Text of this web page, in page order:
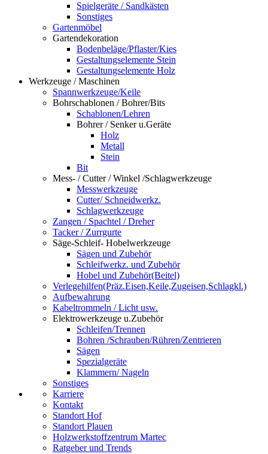
Spielgeräte / Sandkästen
Sonstiges
Gartenmöbel
Gartendekoration
Bodenbeläge/Pflaster/Kies
Gestaltungselemente Stein
Gestaltungselemente Holz
Werkzeuge / Maschinen
Spannwerkzeuge/Keile
Bohrschablonen / Bohrer/Bits
Schablonen/Lehren
Bohrer / Senker u.Geräte
Holz
Metall
Stein
Bit
Mess- / Cutter / Winkel /Schlagwerkzeuge
Messwerkzeuge
Cutter/ Schneidwerkz.
Schlagwerkzeuge
Zangen / Spachtel / Dreher
Tacker / Zurrgurte
Säge-Schleif- Hobelwerkzeuge
Sägen und Zubehör
Schleifwerkz. und Zubehör
Hobel und Zubehör(Beitel)
Verlegehilfen(Präz.Eisen,Keile,Zugeisen,Schlagkl.)
Aufbewahrung
Kabeltrommeln / Licht usw.
Elektrowerkzeuge u.Zubehör
Schleifen/Trennen
Bohren /Schrauben/Rühren/Zentrieren
Sägen
Spezialgeräte
Klammern/ Nageln
Sonstiges
Karriere
Kontakt
Standort Hof
Standort Plauen
Holzwerkstoffzentrum Martec
Ratgeber und Trends